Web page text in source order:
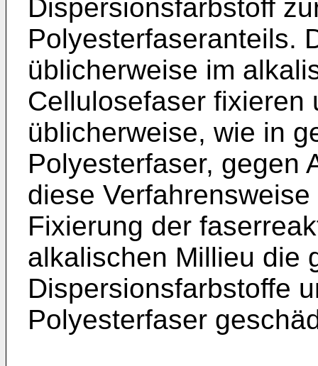
Dispersionsfarbstoff
Polyesterfaseranteils.
üblicherweise im
Cellulosefaser fixieren
üblicherweise, wie in
Polyesterfaser, gegen
diese
Fixierung der
alkalischen Millieu die
Dispersionsfarbstoffe
Polyesterfaser